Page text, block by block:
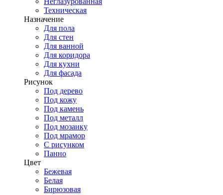
Техническая
Назначение
Для пола
Для стен
Для ванной
Для коридора
Для кухни
Для фасада
Рисунок
Под дерево
Под кожу
Под камень
Под металл
Под мозаику
Под мрамор
С рисунком
Панно
Цвет
Бежевая
Белая
Бирюзовая